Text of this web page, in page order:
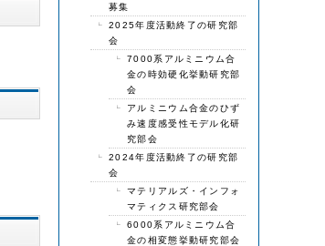
募集
2025年度活動終了の研究部
会
7000系アルミニウム合
金の時効硬化挙動研究部
会
アルミニウム合金のひず
み速度感受性モデル化研
究部会
2024年度活動終了の研究部
会
マテリアルズ・インフォ
マティクス研究部会
6000系アルミニウム合
金の相変態挙動研究部会